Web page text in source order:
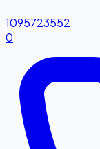
1095723552
0